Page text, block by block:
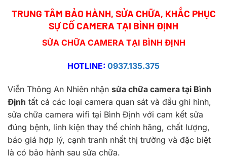
TRUNG TÂM BẢO HÀNH, SỬA CHỮA, KHẮC PHỤC
SỰ CỐ CAMERA TẠI BÌNH ĐỊNH
SỬA CHỮA CAMERA TẠI BÌNH ĐỊNH
HOTLINE: 0937.135.375
Viễn Thông An Nhiên nhận sửa chữa camera tại Bình
Định tất cả các loại camera quan sát và đầu ghi hình,
sửa chữa camera wifi tại Bình Định với cam kết sửa
đúng bệnh, linh kiện thay thế chính hãng, chất lượng,
báo giá hợp lý, cạnh tranh nhất thị trường và đặc biệt
là có bảo hành sau sửa chữa.